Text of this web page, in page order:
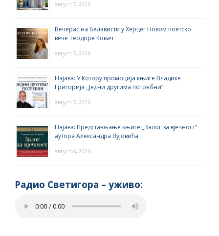
август 7, 2026
Вечерас на Белависти у Херцег Новом поетско
вече Теодоре Ковач
август 7, 2026
Најава: У Котору промоција књиге Владике
Григорија ,,Једни другима потребни”
август 7, 2026
Најава: Представљање књиге „Залог за вјечност“
аутора Александра Вујовића
август 6, 2026
Радио Светигора – yживо: